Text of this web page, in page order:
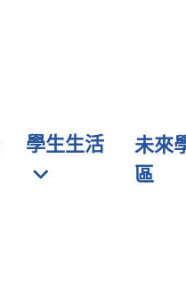
學生生活
未來
區